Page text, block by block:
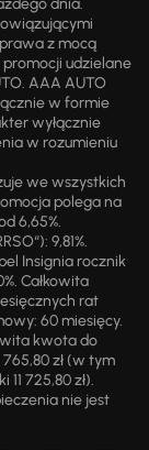
dnia.
z mocą
udzielane
AAA AUTO
w formie
wyłącznie
w rozumieniu
we wszystkich
polega na
6,65%.
9,81%.
Insignia rocznik
Całkowita
rat
60 miesięcy.
kwota do
765,80 zł (w tym
725,80 zł).
nie jest